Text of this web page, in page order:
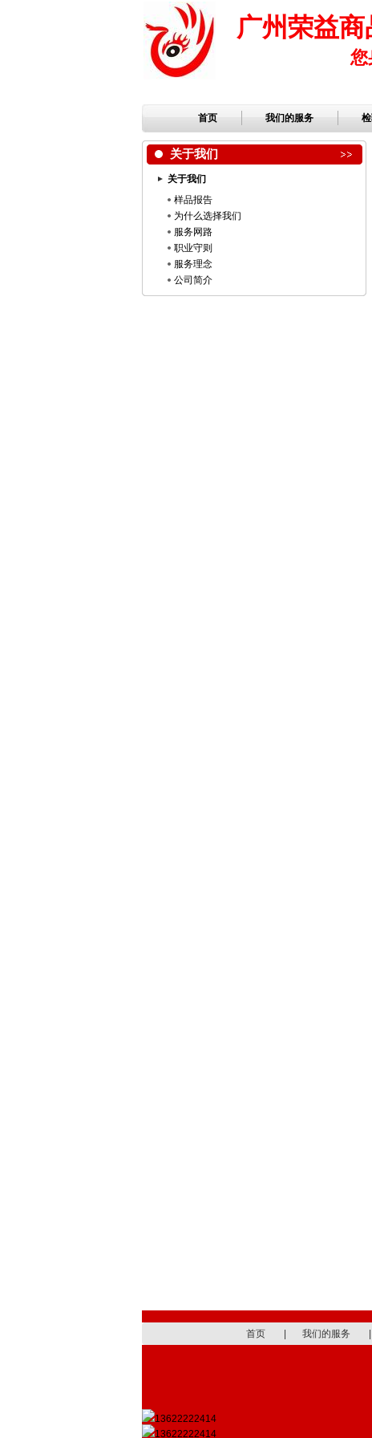
广州荣益商
您
首页 我们的服务
关于我们
关于我们
样品报告
为什么选择我们
服务网路
职业守则
服务理念
公司简介
首页 我们的服务
13622222414
13622222414